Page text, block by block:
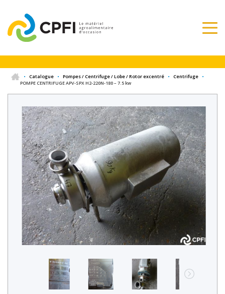
• Catalogue • Pompes / Centrifuge / Lobe / Rotor excentré • Centrifuge
•
POMPE CENTRIFUGE APV-SPX H2-220N-180 – 7.5 kw